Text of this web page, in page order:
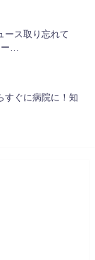
ース取り忘れて
…
すぐに病院に！知